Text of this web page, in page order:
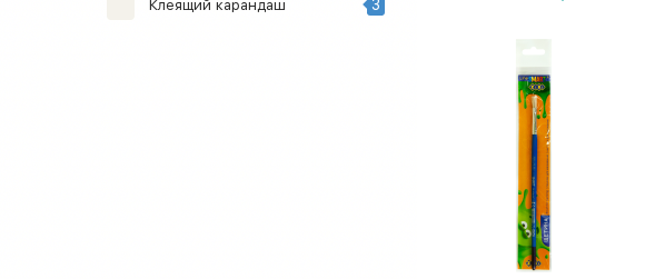
Клеящий карандаш 3